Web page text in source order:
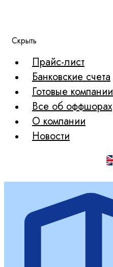
Скрыть
Прайс-лист
Банковские счета
Готовые компании
Все об оффшорах
О компании
Новости